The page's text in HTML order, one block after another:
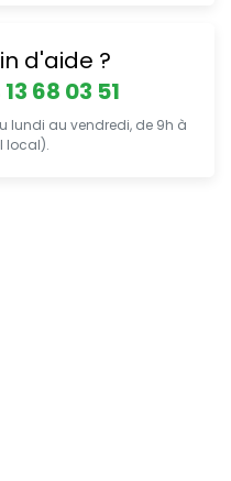
d'aide ?
68 03 51
lundi au vendredi, de 9h à
local).